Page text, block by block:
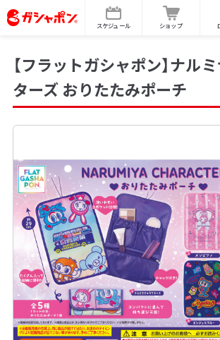
スケジュール ショップ
【フラットガシャポン】ナル
ターズ おりたたみポーチ